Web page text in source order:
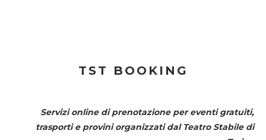
TST BOOKING
Servizi online di prenotazione per eventi gratuiti,
trasporti e provini organizzati dal Teatro Stabile di